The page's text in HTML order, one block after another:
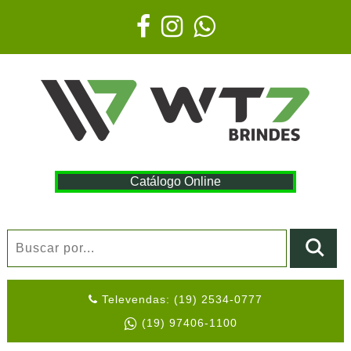
Catálogo Online
Televendas: (19) 2534-0777
(19) 97406-1100